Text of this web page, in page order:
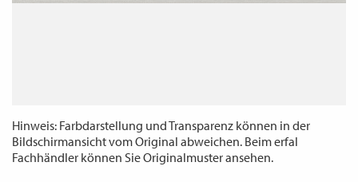
Hinweis: Farbdarstellung und Transparenz können in der
Bildschirmansicht vom Original abweichen. Beim erfal
Fachhändler können Sie Originalmuster ansehen.